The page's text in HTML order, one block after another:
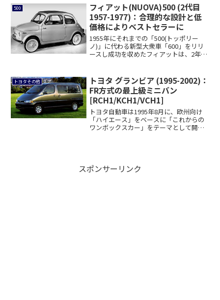
500
フィアット(NUOVA)500 (2代目
1957-1977)：合理的な設計と低
価格によりベストセラーに
1955年にそれまでの「500(トッポリー
ノ)」に代わる新型大衆車「600」をリリ
ースし成功を収めたフィアットは、2年
トヨタその他
トヨタ グランビア (1995-2002)：
FR方式の最上級ミニバン
[RCH1/KCH1/VCH1]
トヨタ自動車は1995年8月に、欧州向け
「ハイエース」をベースに「これからの
ワンボックスカー」をテーマとして開発
スポンサーリンク